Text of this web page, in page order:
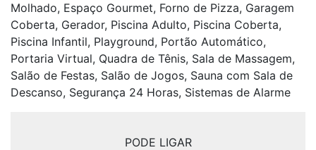
PODE LIGAR
Molhado, Espaço Gourmet, Forno de Pizza, Garagem
Coberta, Gerador, Piscina Adulto, Piscina Coberta,
Piscina Infantil, Playground, Portão Automático,
Portaria Virtual, Quadra de Tênis, Sala de Massagem,
Salão de Festas, Salão de Jogos, Sauna com Sala de
Descanso, Segurança 24 Horas, Sistemas de Alarme